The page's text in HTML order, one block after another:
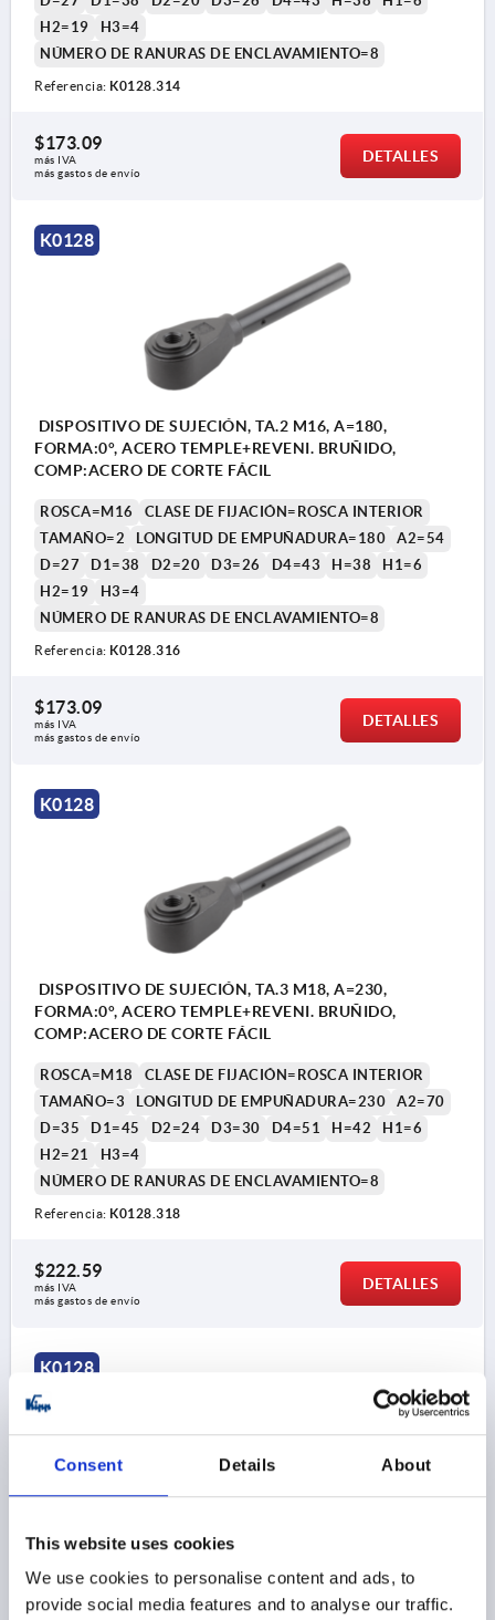
Consent Details About
This website uses cookies
We use cookies to personalise content and ads, to
provide social media features and to analyse our traffic.
H2=19
H3=4
NÚMERO DE RANURAS DE ENCLAVAMIENTO=8
Referencia: K0128.314
$173.09
más IVA
más gastos de envío
DETALLES
K0128
DISPOSITIVO DE SUJECIÓN, TA.2 M16, A=180,
FORMA:0°, ACERO TEMPLE+REVENI. BRUÑIDO,
COMP:ACERO DE CORTE FÁCIL
ROSCA=M16
CLASE DE FIJACIÓN=ROSCA INTERIOR
TAMAÑO=2
LONGITUD DE EMPUÑADURA=180
A2=54
D=27
D1=38 D2=20 D3=26 D4=43 H=38
H1=6
H2=19
H3=4
NÚMERO DE RANURAS DE ENCLAVAMIENTO=8
Referencia: K0128.316
$173.09
más IVA
más gastos de envío
DETALLES
K0128
DISPOSITIVO DE SUJECIÓN, TA.3 M18, A=230,
FORMA:0°, ACERO TEMPLE+REVENI. BRUÑIDO,
COMP:ACERO DE CORTE FÁCIL
ROSCA=M18
CLASE DE FIJACIÓN=ROSCA INTERIOR
TAMAÑO=3
LONGITUD DE EMPUÑADURA=230
A2=70
D=35
D1=45 D2=24 D3=30 D4=51 H=42
H1=6
H2=21
H3=4
NÚMERO DE RANURAS DE ENCLAVAMIENTO=8
Referencia: K0128.318
$222.59
más IVA
más gastos de envío
DETALLES
K0128
DISPOSITIVO DE SUJECIÓN, TA.3 M20, A=230,
FORMA:0°, ACERO TEMPLE+REVENI. BRUÑIDO,
COMP:ACERO DE CORTE FÁCIL